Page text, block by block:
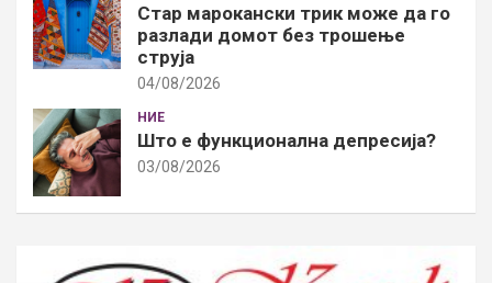
Стар марокански трик може да го
разлади домот без трошење
струја
04/08/2026
НИЕ
Што е функционална депресија?
03/08/2026